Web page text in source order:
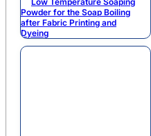
Powder for the Soap Boiling
after Fabric Printing and
Dyeing